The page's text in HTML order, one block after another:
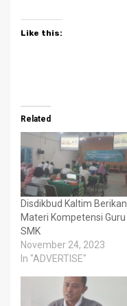
Like this:
Related
Disdikbud Kaltim Berikan
Materi Kompetensi Guru
SMK
November 24, 2023
In "ADVERTISE"